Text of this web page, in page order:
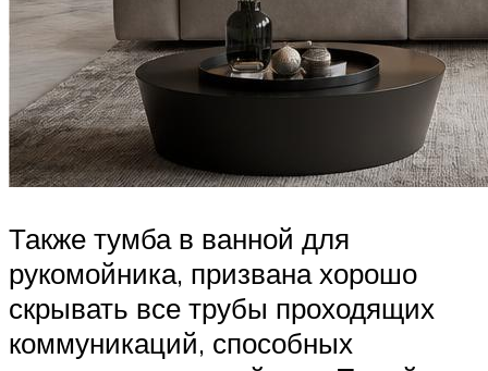
Также тумба в ванной для
рукомойника, призвана хорошо
скрывать все трубы проходящих
коммуникаций, способных